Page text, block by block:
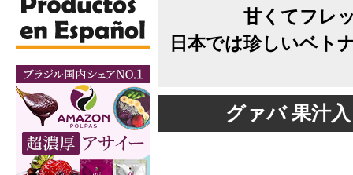
甘くてフレ
日本では珍しいベト
グァバ 果汁